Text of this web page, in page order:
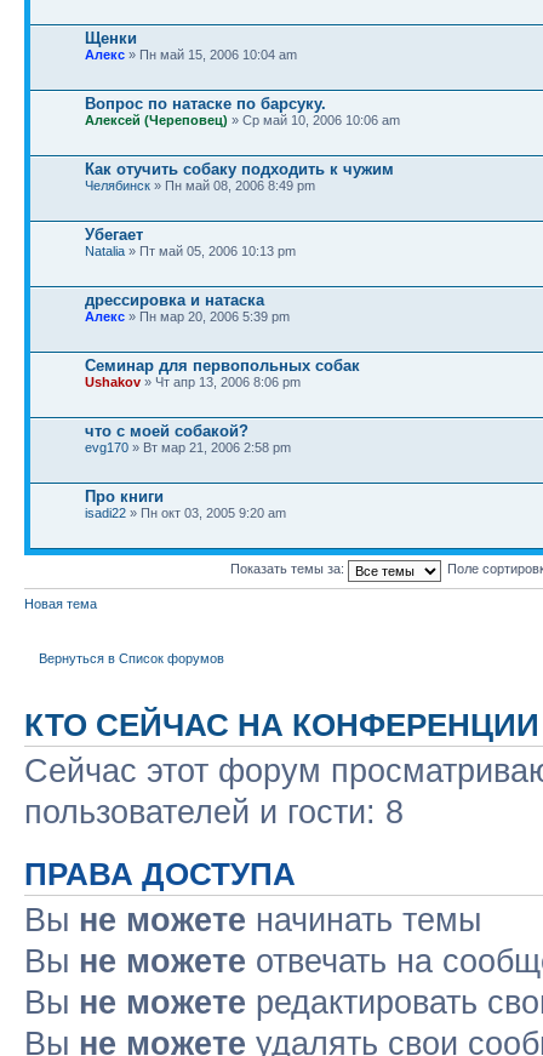
Щенки
Алекс » Пн май 15, 2006 10:04 am
Вопрос по натаске по барсуку.
Алексей (Череповец) » Ср май 10, 2006 10:06 am
Как отучить собаку подходить к чужим
Челябинск » Пн май 08, 2006 8:49 pm
Убегает
Natalia » Пт май 05, 2006 10:13 pm
дрессировка и натаска
Алекс » Пн мар 20, 2006 5:39 pm
Семинар для первопольных собак
Ushakov » Чт апр 13, 2006 8:06 pm
что с моей собакой?
evg170 » Вт мар 21, 2006 2:58 pm
Про книги
isadi22 » Пн окт 03, 2005 9:20 am
Показать темы за: Поле
Новая тема
Вернуться в Список форумов
КТО СЕЙЧАС НА КОНФЕРЕНЦИИ
Сейчас этот форум
пользователей и гости: 8
ПРАВА ДОСТУПА
Вы не можете начинать темы
Вы не можете отвечать на
Вы не можете редактировать
Вы не можете удалять свои